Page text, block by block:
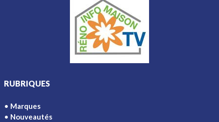
RUBRIQUES
Marques
Nouveautés